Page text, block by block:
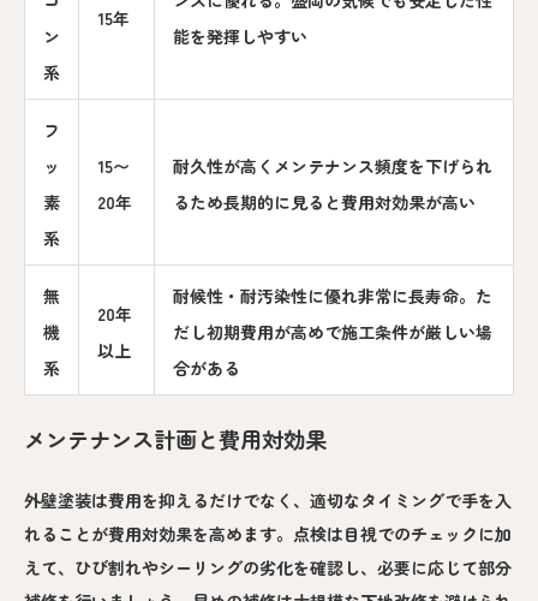
ン
系
15年
能を発揮しやすい
フ
ッ
素
系
15〜
20年
耐久性が高くメンテナンス頻度を下げられ
るため長期的に見ると費用対効果が高い
無
機
系
20年
以上
耐候性・耐汚染性に優れ非常に長寿命。た
だし初期費用が高めで施工条件が厳しい場
合がある
メンテナンス計画と費用対効果
外壁塗装は費用を抑えるだけでなく、適切なタイミングで手を入
れることが費用対効果を高めます。点検は目視でのチェックに加
えて、ひび割れやシーリングの劣化を確認し、必要に応じて部分